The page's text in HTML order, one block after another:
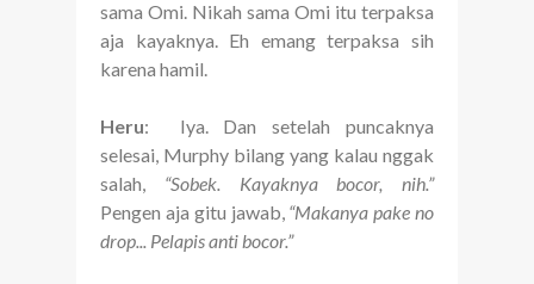
sama Omi. Nikah sama Omi itu terpaksa
aja kayaknya. Eh emang terpaksa sih
karena hamil.
Heru: Iya. Dan setelah puncaknya
selesai, Murphy bilang yang kalau nggak
salah, “Sobek. Kayaknya bocor, nih.”
Pengen aja gitu jawab, “Makanya pake no
drop... Pelapis anti bocor.”